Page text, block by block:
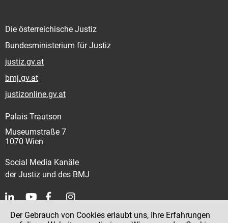
Die österreichische Justiz
Bundesministerium für Justiz
justiz.gv.at
bmj.gv.at
justizonline.gv.at
Palais Trautson
Museumstraße 7
1070 Wien
Social Media Kanäle
der Justiz und des BMJ
Kontakt
Der Gebrauch von Cookies erlaubt uns, Ihre Erfahrungen